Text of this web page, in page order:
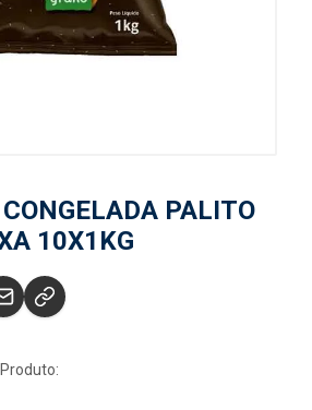
PALITO
10X1KG